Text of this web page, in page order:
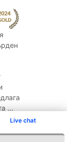
Live chat
...